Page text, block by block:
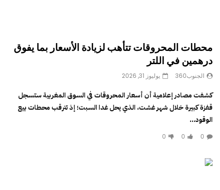
محطات المحروقات تتأهب لزيادة الأسعار بما يفوق
درهمين في اللتر
الجنوب360 يوليوز 31, 2026
كشفت مصادر إعلامية أن أسعار المحروقات في السوق المغربية ستسجل
قفزة كبيرة خلال شهر غشت، الذي يحل غدا السبت؛ إذ تترقب محطات بيع
الوقود...
0
0
0